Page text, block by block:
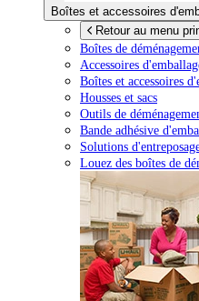
Boîtes et accessoires
Retour au menu
Boîtes de
Accessoires
Boîtes et accessoires
Housses et sacs
Outils de
Bande adhésive
Solutions
Louez des boîtes de